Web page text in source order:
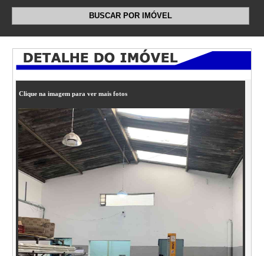
BUSCAR POR IMÓVEL
Clique na imagem para ver mais fotos